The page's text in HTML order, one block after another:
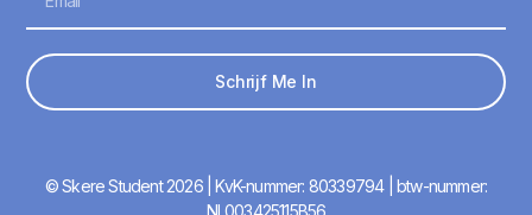
Schrijf Me In
© Skere Student 2026 | KvK-nummer: 80339794 | btw-nummer: